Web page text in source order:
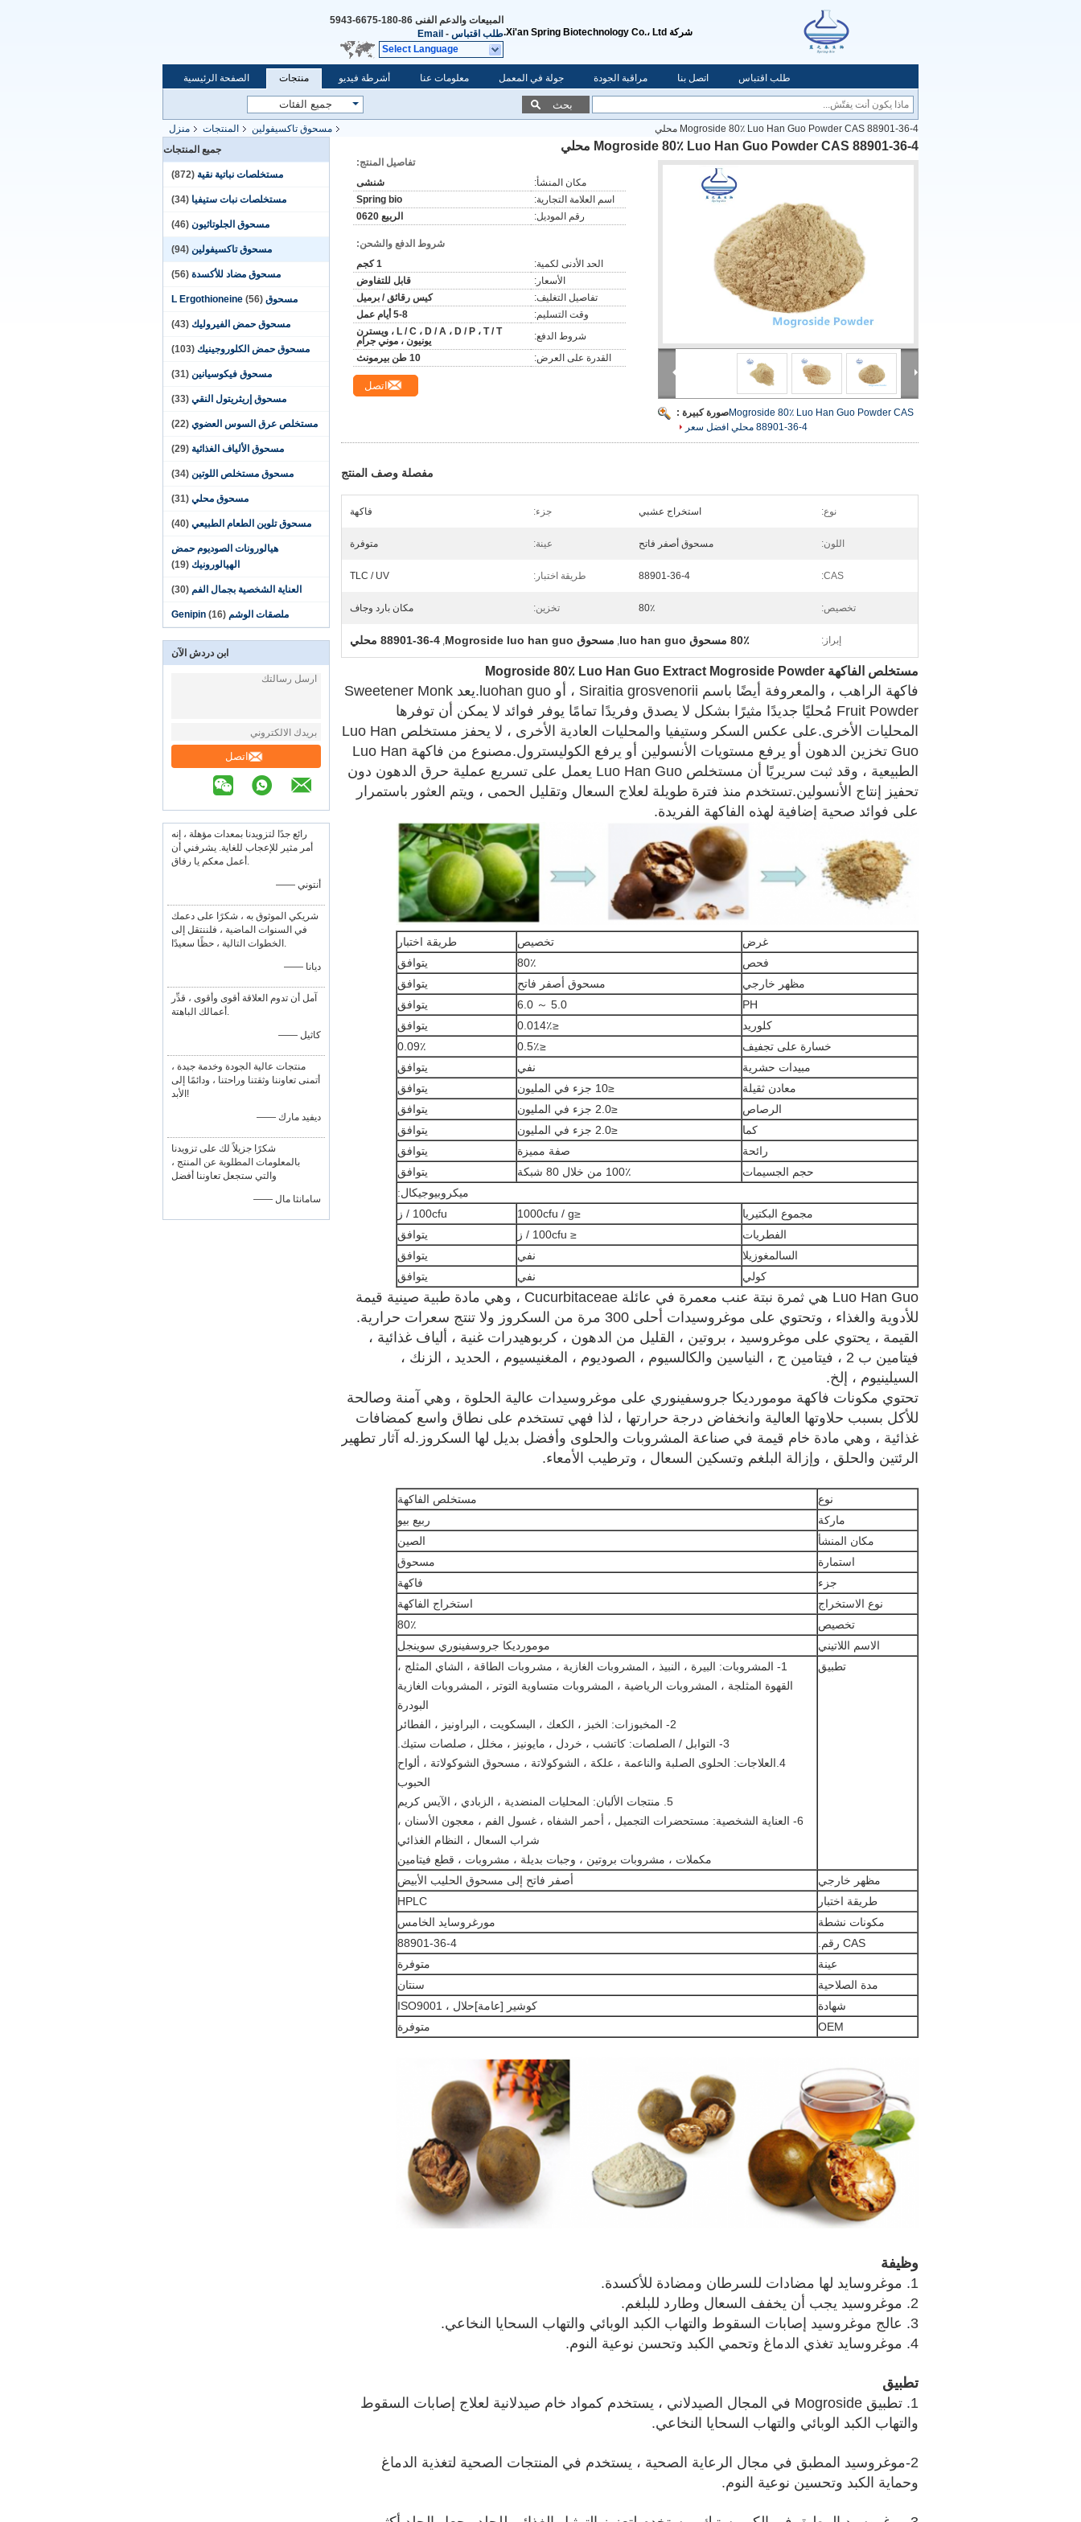
شركة Xi'an Spring Biotechnology Co.، Ltd.
المبيعات والدعم الفنى 86-180-6675-5943
طلب اقتباس -
Email
Select Language
الصفحة الرئيسية منتجات أشرطة فيديو معلومات عنا جولة في المعمل مراقبة الجودة اتصل بنا طلب اقتباس
بحث
منزل المنتجات مسحوق تاكسيفولين
Mogroside 80٪ Luo Han Guo Powder CAS 88901-36-4 محلي
جميع المنتجات
مستخلصات نباتية نقية (872)
مستخلصات نبات ستيفيا (34)
مسحوق الجلوتاثيون (46)
مسحوق تاكسيفولين (94)
مسحوق مضاد للأكسدة (56)
مسحوق L Ergothioneine (56)
مسحوق حمض الفيروليك (43)
مسحوق حمض الكلوروجينيك (103)
مسحوق فيكوسيانين (31)
مسحوق إريثريتول النقي (33)
مستخلص عرق السوس العضوي (22)
مسحوق الألياف الغذائية (29)
مسحوق مستخلص اللوتين (34)
مسحوق محلي (31)
مسحوق تلوين الطعام الطبيعي (40)
هيالورونات الصوديوم حمض
الهيالورونيك (19)
العناية الشخصية بجمال الفم (30)
ملصقات الوشم Genipin (16)
ابن دردش الآن
اتصل
رائع جدًا لتزويدنا بمعدات مؤهلة ، إنه
أمر مثير للإعجاب للغاية. يشرفني أن
أعمل معكم يا رفاق.
—— أنتوني
شريكي الموثوق به ، شكرًا على دعمك
في السنوات الماضية ، فلننتقل إلى
الخطوات التالية ، حظًا سعيدًا.
—— ديانا
آمل أن تدوم العلاقة أقوى وأقوى ، قدِّر
أعمالك الباهتة.
—— كاثيل
منتجات عالية الجودة وخدمة جيدة ،
أتمنى تعاوننا وثقتنا وراحتنا ، ودائمًا إلى
الأبد!
—— ديفيد مارك
شكرًا جزيلاً لك على تزويدنا
بالمعلومات المطلوبة عن المنتج ،
والتي ستجعل تعاوننا أفضل
—— سامانثا مال
Mogroside 80٪ Luo Han Guo Powder CAS 88901-36-4 محلي
صورة كبيرة :Mogroside 80٪ Luo Han Guo Powder CAS
88901-36-4 محلي
افضل سعر
تفاصيل المنتج:
مكان المنشأ:
شنشى
اسم العلامة التجارية:
Spring bio
رقم الموديل:
الربيع 0620
شروط الدفع والشحن:
الحد الأدنى لكمية:
1 كجم
الأسعار:
قابل للتفاوض
تفاصيل التغليف:
كيس رقائق / برميل
وقت التسليم:
5-8 أيام عمل
شروط الدفع:
L / C ، D / A ، D / P ، T / T ، ويسترن
يونيون ، موني جرام
القدرة على العرض:
10 طن بيرمونث
اتصل
مفصلة وصف المنتج
نوع: استخراج عشبي جزء: فاكهة
اللون: مسحوق أصفر فاتح عينة: متوفرة
CAS:
88901-36-4 طريقة اختبار: TLC / UV
تخصيص: 80٪ تخزين: مكان بارد وجاف
إبراز: 80٪ مسحوق luo han guo , مسحوق Mogroside luo han guo , 88901-36-4 محلي
مستخلص الفاكهة Mogroside 80٪ Luo Han Guo Extract Mogroside Powder
فاكهة الراهب ، والمعروفة أيضًا باسم Siraitia grosvenorii ، أو luohan guo.يعد Sweetener Monk
Fruit Powder مُحليًا جديدًا مثيرًا بشكل لا يصدق وفريدًا تمامًا يوفر فوائد لا يمكن أن توفرها
المحليات الأخرى.على عكس السكر وستيفيا والمحليات العادية الأخرى ، لا يحفز مستخلص Luo Han
Guo تخزين الدهون أو يرفع مستويات الأنسولين أو يرفع الكوليسترول.مصنوع من فاكهة Luo Han
الطبيعية ، وقد ثبت سريريًا أن مستخلص Luo Han Guo يعمل على تسريع عملية حرق الدهون دون
تحفيز إنتاج الأنسولين.تستخدم منذ فترة طويلة لعلاج السعال وتقليل الحمى ، ويتم العثور باستمرار
على فوائد صحية إضافية لهذه الفاكهة الفريدة.
غرض تخصيص
طريقة اختبار
فحص
80٪
يتوافق
مظهر خارجي
مسحوق أصفر فاتح
يتوافق
PH
5.0 ～ 6.0
يتوافق
كلوريد
≤0.014٪
يتوافق
خسارة على تجفيف
≤0.5٪
0.09٪
مبيدات حشرية
نفي
يتوافق
معادن ثقيلة
≤10 جزء في المليون
يتوافق
الرصاص
≤2.0 جزء في المليون
يتوافق
كما
≤2.0 جزء في المليون
يتوافق
رائحة
صفة مميزة
يتوافق
حجم الجسيمات
100٪ من خلال 80 شبكة
يتوافق
ميكروبيوجيكال:
مجموع البكتيريا
≤1000cfu / g
100cfu / ز
الفطريات
≤ 100cfu / ز
يتوافق
السالمغوزيلا
نفي
يتوافق
كولي
نفي يتوافق
Luo Han Guo هي ثمرة نبتة عنب معمرة في عائلة Cucurbitaceae ، وهي مادة طبية صينية قيمة
للأدوية والغذاء ، وتحتوي على موغروسيدات أحلى 300 مرة من السكروز ولا تنتج سعرات حرارية.
القيمة ، يحتوي على موغروسيد ، بروتين ، القليل من الدهون ، كربوهيدرات غنية ، ألياف غذائية ،
فيتامين ب 2 ، فيتامين ج ، النياسين والكالسيوم ، الصوديوم ، المغنيسيوم ، الحديد ، الزنك ،
السيلينيوم ، إلخ.
تحتوي مكونات فاكهة مومورديكا جروسفينوري على موغروسيدات عالية الحلوة ، وهي آمنة وصالحة
للأكل بسبب حلاوتها العالية وانخفاض درجة حرارتها ، لذا فهي تستخدم على نطاق واسع كمضافات
غذائية ، وهي مادة خام قيمة في صناعة المشروبات والحلوى وأفضل بديل لها السكروز.له آثار تطهير
الرئتين والحلق ، وإزالة البلغم وتسكين السعال ، وترطيب الأمعاء.
نوع
مستخلص الفاكهة
ماركة
ربيع بيو
مكان المنشأ
الصين
استمارة
مسحوق
جزء
فاكهة
نوع الاستخراج
استخراج الفاكهة
تخصيص
80٪
الاسم اللاتيني
مومورديكا جروسفينوري سوينجل
تطبيق
1- المشروبات: البيرة ، النبيذ ، المشروبات الغازية ، مشروبات الطاقة ، الشاي المثلج ،
القهوة المثلجة ، المشروبات الرياضية ، المشروبات متساوية التوتر ، المشروبات الغازية
البودرة
2- المخبوزات: الخبز ، الكعك ، البسكويت ، البراونيز ، الفطائر
3- التوابل / الصلصات: كاتشب ، خردل ، مايونيز ، مخلل ، صلصات ستيك.
4.العلاجات: الحلوى الصلبة والناعمة ، علكة ، الشوكولاتة ، مسحوق الشوكولاتة ، ألواح
الحبوب
5. منتجات الألبان: المحليات المنضدية ، الزبادي ، الآيس كريم
6- العناية الشخصية: مستحضرات التجميل ، أحمر الشفاه ، غسول الفم ، معجون الأسنان ،
شراب السعال ، النظام الغذائي
مكملات ، مشروبات بروتين ، وجبات بديلة ، مشروبات ، قطع فيتامين
مظهر خارجي
أصفر فاتح إلى مسحوق الحليب الأبيض
طريقة اختبار
HPLC
مكونات نشطة
مورغروسايد الخامس
CAS رقم.
88901-36-4
عينة
متوفرة
مدة الصلاحية
سنتان
شهادة
كوشير [عامة]حلال ، ISO9001
OEM
متوفرة
وظيفة
1. موغروسايد لها مضادات للسرطان ومضادة للأكسدة.
2. موغروسيد يجب أن يخفف السعال وطارد للبلغم.
3. عالج موغروسيد إصابات السقوط والتهاب الكبد الوبائي والتهاب السحايا النخاعي.
4. موغروسايد تغذي الدماغ وتحمي الكبد وتحسن نوعية النوم.
تطبيق
1. تطبيق Mogroside في المجال الصيدلاني ، يستخدم كمواد خام صيدلانية لعلاج إصابات السقوط
والتهاب الكبد الوبائي والتهاب السحايا النخاعي.
2-موغروسيد المطبق في مجال الرعاية الصحية ، يستخدم في المنتجات الصحية لتغذية الدماغ
وحماية الكبد وتحسين نوعية النوم.